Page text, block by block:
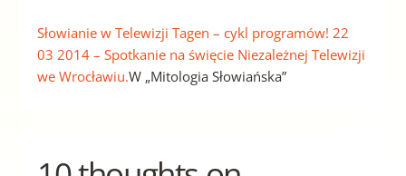
Słowianie w Telewizji Tagen – cykl programów! 22
03 2014 – Spotkanie na święcie Niezależnej Telewizji
we Wrocławiu.W „Mitologia Słowiańska”